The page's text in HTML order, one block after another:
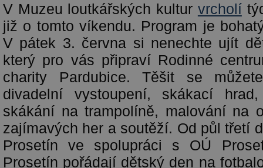
V Muzeu loutkářských kultur vrcholí
již o tomto víkendu. Program je
V pátek 3. června si nenechte ujít
který pro vás připraví Rodinné
charity Pardubice. Těšit se
divadelní vystoupení, skákací
skákání na trampolíně, malování na
zajímavých her a soutěží. Od půl třetí
Prosetín ve spolupráci s OÚ
Prosetín pořádají dětský den na